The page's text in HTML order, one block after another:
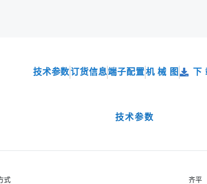
技术参数订货信息端子配置机 械 图 下
技术参数
式 齐平